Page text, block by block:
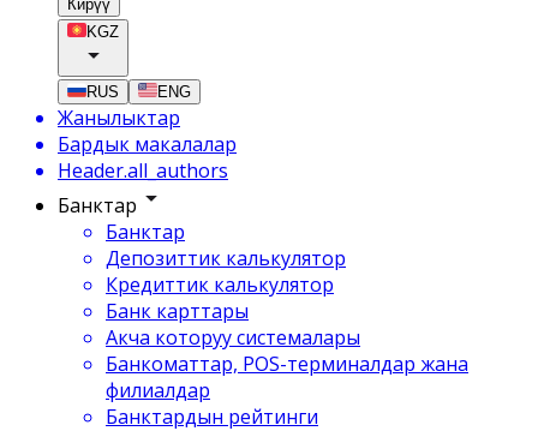
Кирүү
KGZ
RUS ENG
Жанылыктар
Бардык макалалар
Header.all_authors
Банктар
Банктар
Депозиттик калькулятор
Кредиттик калькулятор
Банк карттары
Акча которуу системалары
Банкоматтар, POS-терминалдар жана
филиалдар
Банктардын рейтинги